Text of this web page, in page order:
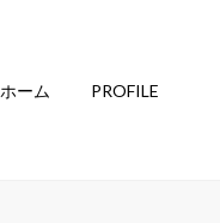
ホーム PROFILE